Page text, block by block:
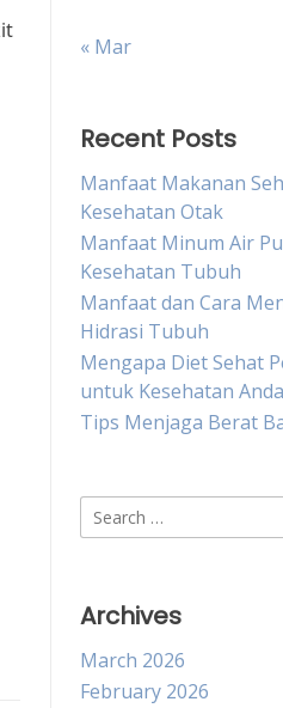
« Mar
Recent Posts
Manfaat Makanan
Kesehatan Otak
Manfaat Minum Air
Kesehatan Tubuh
Manfaat dan Cara
Hidrasi Tubuh
Mengapa Diet Sehat
untuk Kesehatan Anda
Tips Menjaga Berat
Search
for:
Archives
March 2026
February 2026